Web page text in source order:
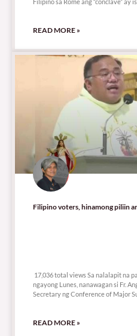
READ MORE »
Filipino voters, hinamong piliin
17,036 total views Sa nalalapit na
ngayong Lunes, nanawagan si Fr.
Secretary ng Conference of Major
READ MORE »